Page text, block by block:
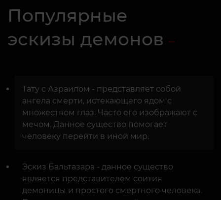
Популярные
эскизы демонов
Тату с Азраилом - представляет собой
ангела смерти, истекающего ядом с
множеством глаз. Часто его изображают с
мечом. Данное существо помогает
человеку перейти в иной мир.
Эскиз Бальтазара - данное существо
является представителем соития
демоницы и простого смертного человека.